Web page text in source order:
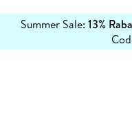
Summer Sale: 13%
erfahren